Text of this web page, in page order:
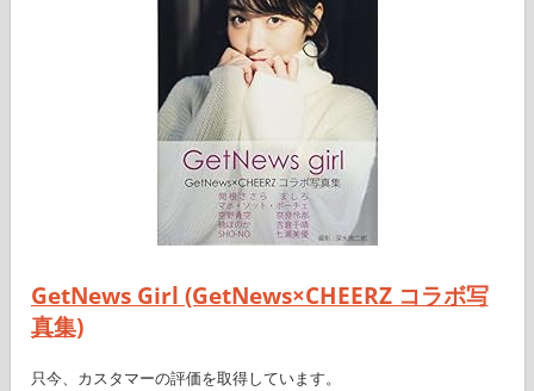
GetNews Girl (GetNews×CHEERZ コラボ写
真集)
只今、カスタマーの評価を取得しています。